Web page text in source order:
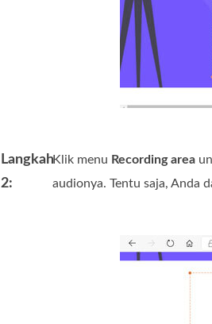
Langkah
2:
Klik menu Recording area
audionya. Tentu saja, Anda